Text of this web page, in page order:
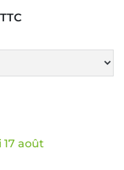
TTC
août